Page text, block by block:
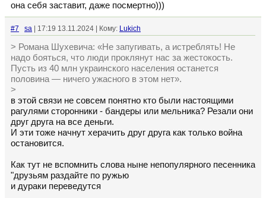
она себя заставит, даже посмертно)))
#7 sa | 17:19 13.11.2024 | Кому: Lukich
> Романа Шухевича: «Не запугивать, а истреблять! Не
надо бояться, что люди проклянут нас за жестокость.
Пусть из 40 млн украинского населения останется
половина — ничего ужасного в этом нет».
>
в этой связи не совсем понятно кто были настоящими
рагулями сторонники - бандеры или мельника? Резали они
друг друга на все деньги.
И эти тоже начнут херачить друг друга как только война
остановится.
Как тут не вспомнить слова ныне непопулярного песенника
"друзьям раздайте по ружью
и дураки переведутся